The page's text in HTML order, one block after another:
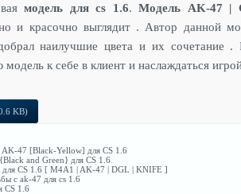
модель для cs 1.6. Модель AK-47 |
и красочно выглядит . Автор данной
наилучшие цвета и их сочетание
модель к себе в клиент и наслаждаться
KB)
AK-47 [Black-Yellow] для CS 1.6
and Green} для CS 1.6
для CS 1.6 [ M4A1 | AK-47 | DGL | KNIFE ]
с ak-47 для cs 1.6
CS 1.6